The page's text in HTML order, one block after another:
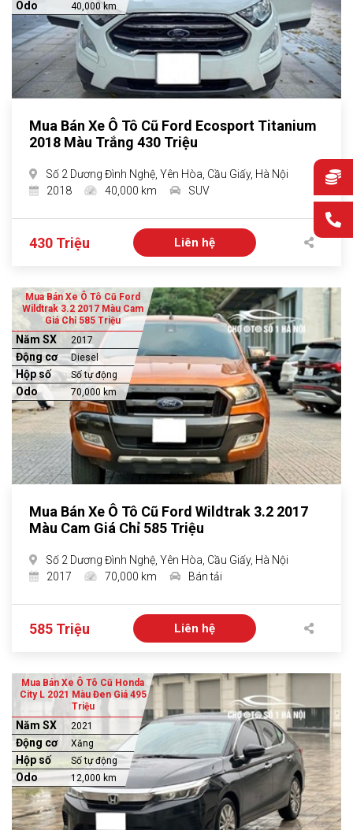
Odo 40,000 km
Mua Bán Xe Ô Tô Cũ Ford Ecosport Titanium
2018 Màu Trắng 430 Triệu
Số 2 Dương Đình Nghệ, Yên Hòa, Cầu Giấy, Hà Nội
2018
40,000 km SUV
430 Triệu Liên hệ
Mua Bán Xe Ô Tô Cũ Ford
Wildtrak 3.2 2017 Màu Cam
Giá Chỉ 585 Triệu
Năm SX 2017
Động cơ Diesel
Hộp số Số tự động
Odo 70,000 km
Mua Bán Xe Ô Tô Cũ Ford Wildtrak 3.2 2017
Màu Cam Giá Chỉ 585 Triệu
Số 2 Dương Đình Nghệ, Yên Hòa, Cầu Giấy, Hà Nội
2017
70,000 km Bán tải
585 Triệu Liên hệ
Mua Bán Xe Ô Tô Cũ Honda
City L 2021 Màu Đen Giá 495
Triệu
Năm SX 2021
Động cơ Xăng
Hộp số Số tự động
Odo 12,000 km